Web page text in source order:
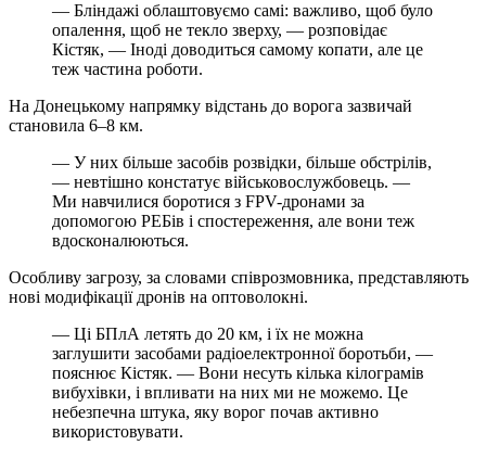
— Бліндажі облаштовуємо самі: важливо, щоб було
опалення, щоб не текло зверху, — розповідає
Кістяк, — Іноді доводиться самому копати, але це
теж частина роботи.
На Донецькому напрямку відстань до ворога зазвичай
становила 6–8 км.
— У них більше засобів розвідки, більше обстрілів,
— невтішно констатує військовослужбовець. —
Ми навчилися боротися з FPV-дронами за
допомогою РЕБів і спостереження, але вони теж
вдосконалюються.
Особливу загрозу, за словами співрозмовника, представляють
нові модифікації дронів на оптоволокні.
— Ці БПлА летять до 20 км, і їх не можна
заглушити засобами радіоелектронної боротьби, —
пояснює Кістяк. — Вони несуть кілька кілограмів
вибухівки, і впливати на них ми не можемо. Це
небезпечна штука, яку ворог почав активно
використовувати.